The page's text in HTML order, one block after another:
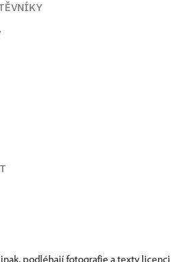
podléhají fotografie a texty licenci